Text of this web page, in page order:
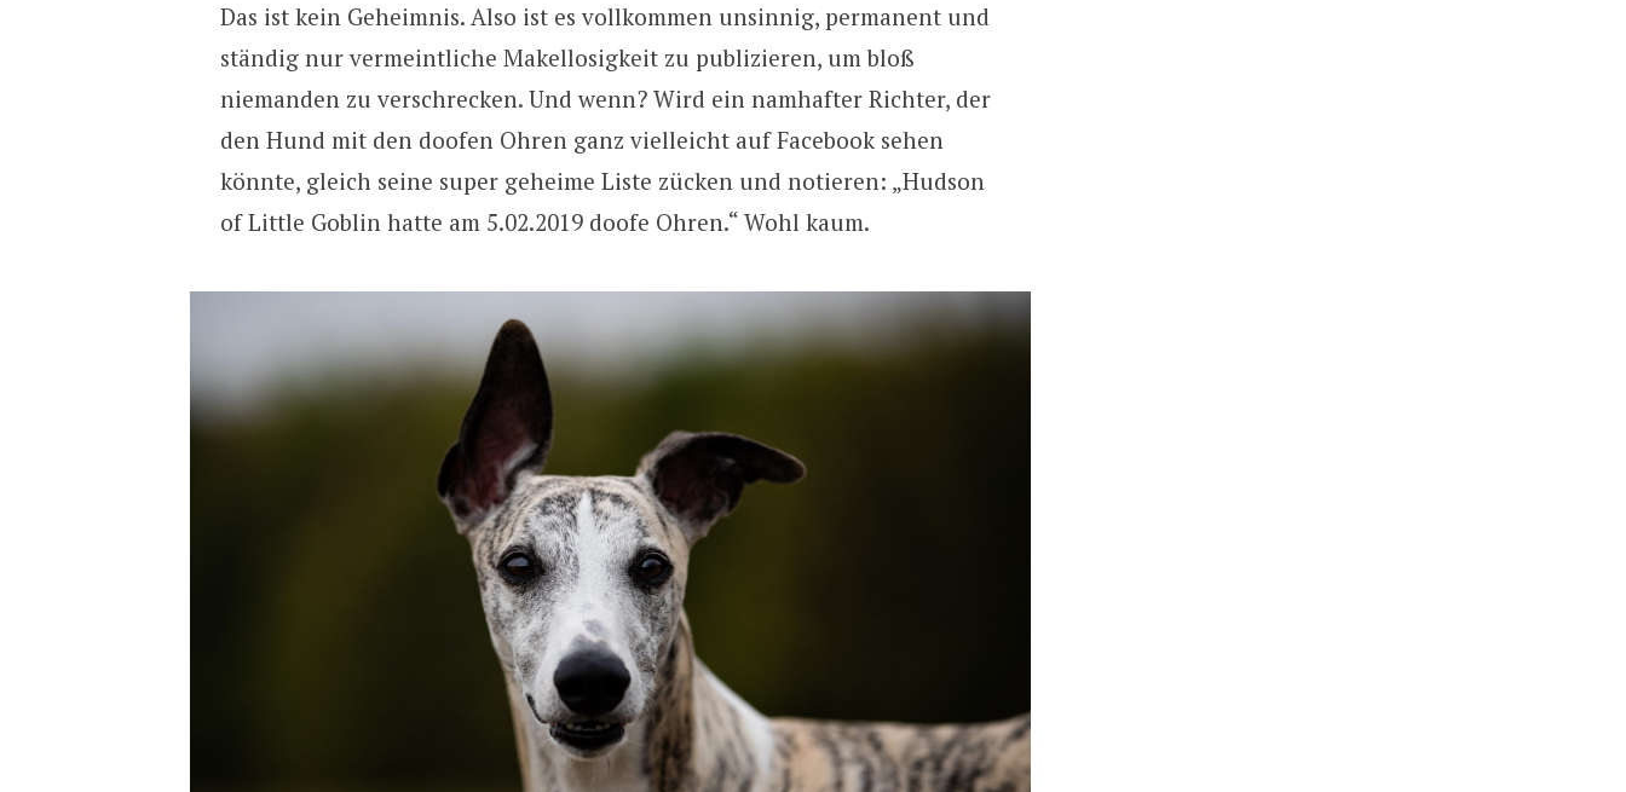
Das ist kein Geheimnis. Also ist es vollkommen unsinnig, permanent und
ständig nur vermeintliche Makellosigkeit zu publizieren, um bloß
niemanden zu verschrecken. Und wenn? Wird ein namhafter Richter, der
den Hund mit den doofen Ohren ganz vielleicht auf Facebook sehen
könnte, gleich seine super geheime Liste zücken und notieren: „Hudson
of Little Goblin hatte am 5.02.2019 doofe Ohren.“ Wohl kaum.